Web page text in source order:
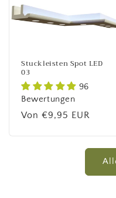
Stuckleisten Spot LED
03
96
Bewertungen
Normaler
Von €9,95 EUR